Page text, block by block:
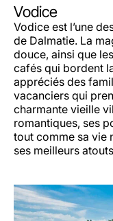
Vodice
Vodice est l’une
de Dalmatie. La
douce, ainsi que
cafés qui bordent
appréciés des
vacanciers qui
charmante vieille
romantiques, ses
tout comme sa vie
ses meilleurs